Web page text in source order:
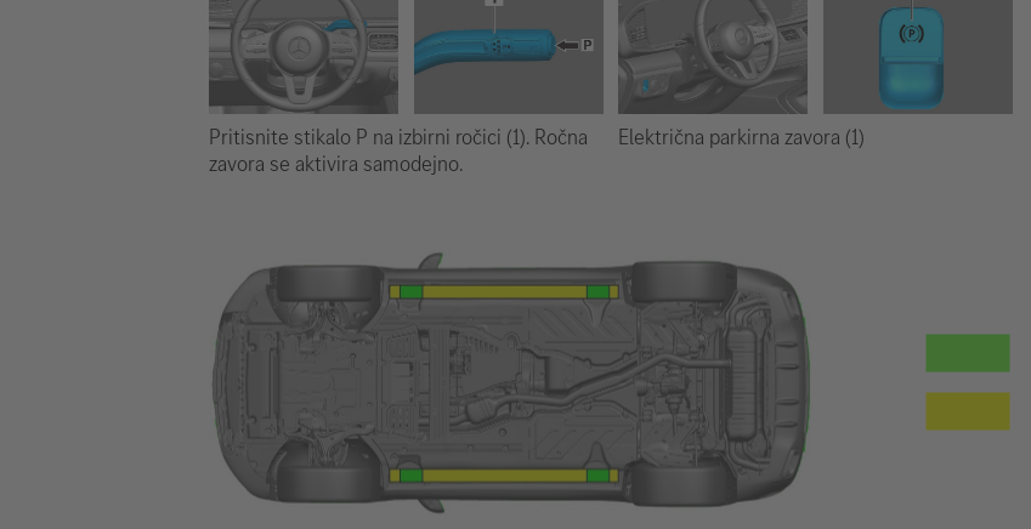
Pritisnite stikalo P na izbirni ročici (1). Ročna
zavora se aktivira samodejno.
Električna parkirna zavora (1)